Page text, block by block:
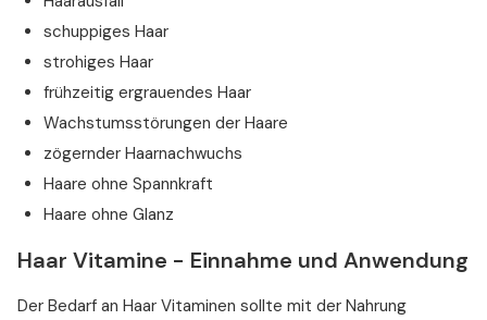
schuppiges Haar
strohiges Haar
frühzeitig ergrauendes Haar
Wachstumsstörungen der Haare
zögernder Haarnachwuchs
Haare ohne Spannkraft
Haare ohne Glanz
Haar Vitamine - Einnahme und Anwendung
Der Bedarf an Haar Vitaminen sollte mit der Nahrung